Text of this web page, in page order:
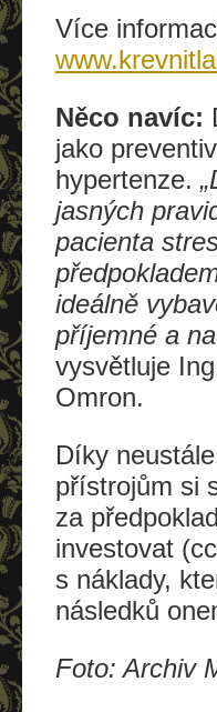
Více
Něco navíc:
jako
hypertenze.
jasných
pacienta
ideálně
příjemné a
vysvětluje
Omron.
Díky
přístrojům si
za
investovat
s náklady,
následků
Foto: Archiv